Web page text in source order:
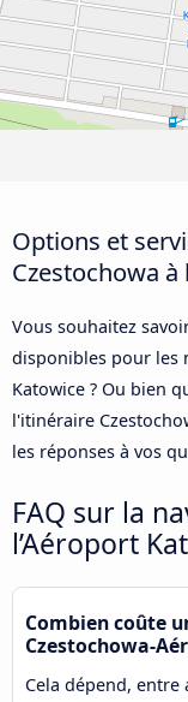
Options et
Czestochowa à
Vous souhaitez
disponibles pour les
Katowice ? Ou bien
l'itinéraire
les réponses à vos
FAQ sur la
l’Aéroport
Combien coûte
Czestochowa-
Cela dépend,